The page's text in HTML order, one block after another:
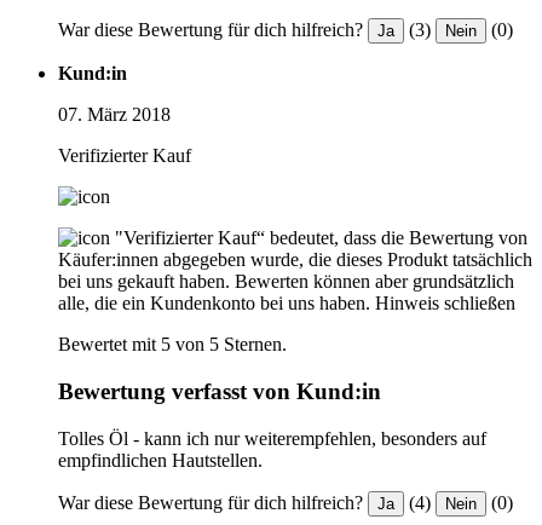
War diese Bewertung für dich hilfreich? Ja (3) Nein (0)
Kund:in
07. März 2018
Verifizierter Kauf
"Verifizierter Kauf“ bedeutet, dass die Bewertung von
Käufer:innen abgegeben wurde, die dieses Produkt tatsächlich
bei uns gekauft haben. Bewerten können aber grundsätzlich
alle, die ein Kundenkonto bei uns haben. Hinweis schließen
Bewertet mit 5 von 5 Sternen.
Bewertung verfasst von Kund:in
Tolles Öl - kann ich nur weiterempfehlen, besonders auf
empfindlichen Hautstellen.
War diese Bewertung für dich hilfreich? Ja (4) Nein (0)